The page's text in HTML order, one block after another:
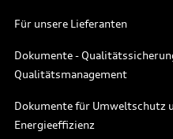
Für unsere Lieferanten
Dokumente -
Qualitätsmanagement
Dokumente für Umweltschutz
Energieeffizienz